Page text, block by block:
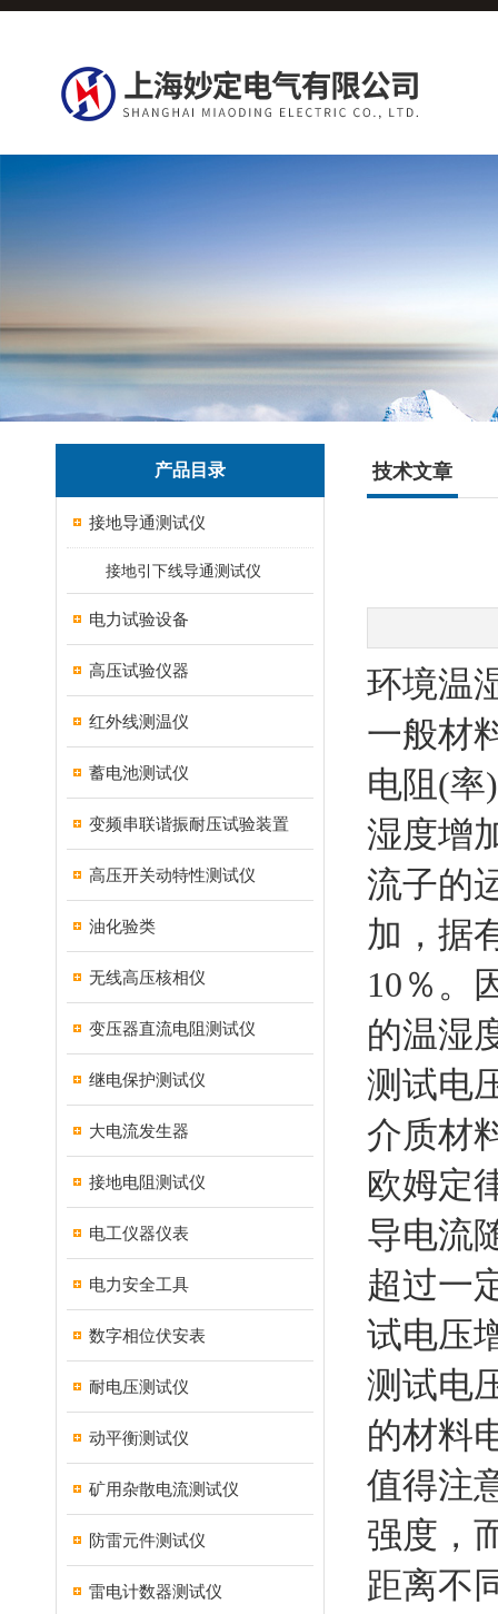
产品目录
接地导通测试仪
接地引下线导通测试仪
电力试验设备
高压试验仪器
红外线测温仪
蓄电池测试仪
变频串联谐振耐压试验装置
高压开关动特性测试仪
油化验类
无线高压核相仪
变压器直流电阻测试仪
继电保护测试仪
大电流发生器
接地电阻测试仪
电工仪器仪表
电力安全工具
数字相位伏安表
耐电压测试仪
动平衡测试仪
矿用杂散电流测试仪
防雷元件测试仪
雷电计数器测试仪
技术文章
环境温
一般材
电阻(率
湿度增
流子的
加，据
10％。
的温湿
测试电
介质材
欧姆定
导电流
超过一
试电压
测试电
的材料
值得注
强度，
距离不